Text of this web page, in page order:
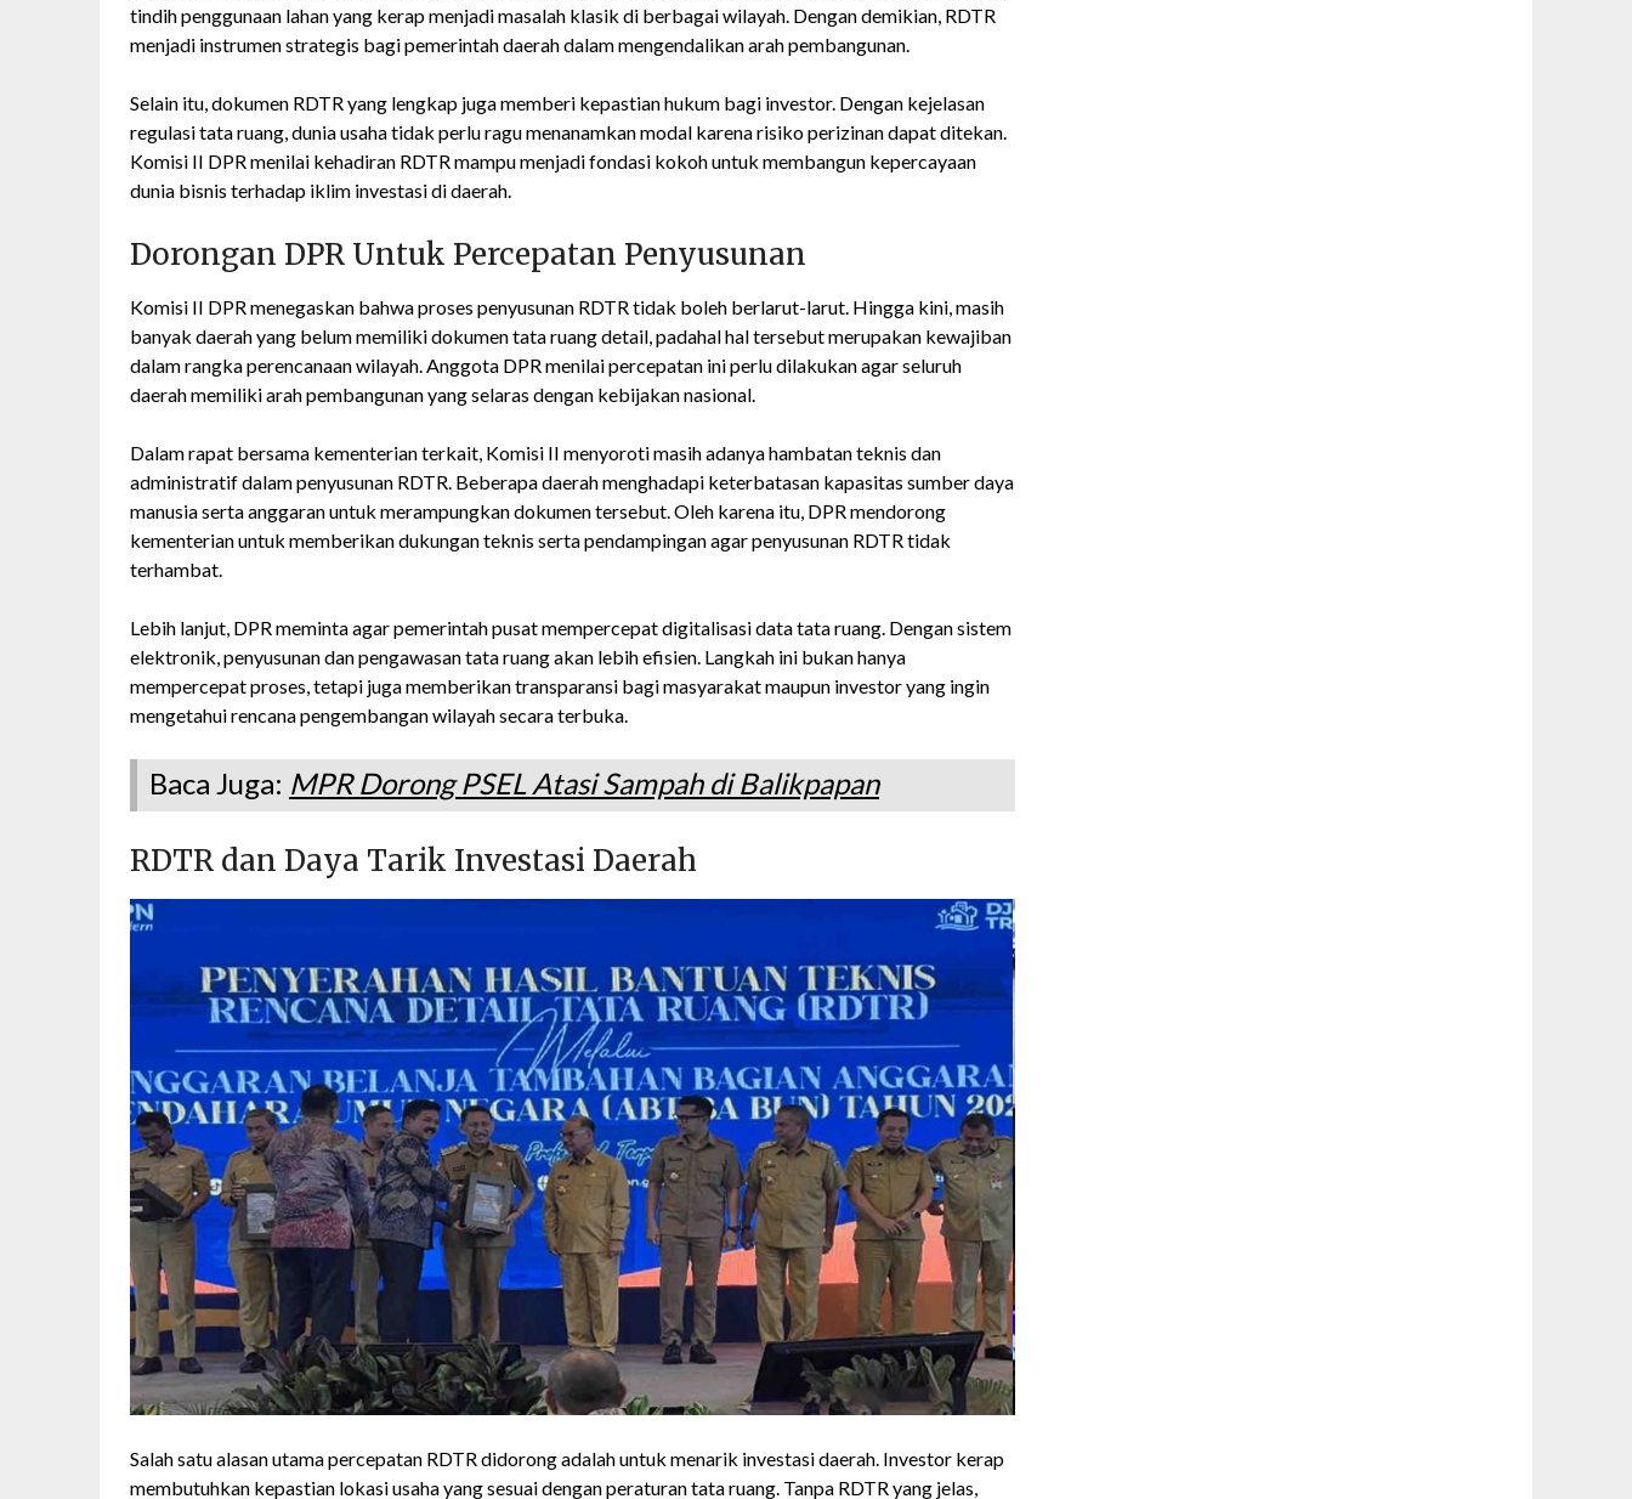
tindih penggunaan lahan yang kerap menjadi masalah klasik di berbagai wilayah. Dengan demikian, RDTR
menjadi instrumen strategis bagi pemerintah daerah dalam mengendalikan arah pembangunan.
Selain itu, dokumen RDTR yang lengkap juga memberi kepastian hukum bagi investor. Dengan kejelasan
regulasi tata ruang, dunia usaha tidak perlu ragu menanamkan modal karena risiko perizinan dapat ditekan.
Komisi II DPR menilai kehadiran RDTR mampu menjadi fondasi kokoh untuk membangun kepercayaan
dunia bisnis terhadap iklim investasi di daerah.
Dorongan DPR Untuk Percepatan Penyusunan
Komisi II DPR menegaskan bahwa proses penyusunan RDTR tidak boleh berlarut-larut. Hingga kini, masih
banyak daerah yang belum memiliki dokumen tata ruang detail, padahal hal tersebut merupakan kewajiban
dalam rangka perencanaan wilayah. Anggota DPR menilai percepatan ini perlu dilakukan agar seluruh
daerah memiliki arah pembangunan yang selaras dengan kebijakan nasional.
Dalam rapat bersama kementerian terkait, Komisi II menyoroti masih adanya hambatan teknis dan
administratif dalam penyusunan RDTR. Beberapa daerah menghadapi keterbatasan kapasitas sumber daya
manusia serta anggaran untuk merampungkan dokumen tersebut. Oleh karena itu, DPR mendorong
kementerian untuk memberikan dukungan teknis serta pendampingan agar penyusunan RDTR tidak
terhambat.
Lebih lanjut, DPR meminta agar pemerintah pusat mempercepat digitalisasi data tata ruang. Dengan sistem
elektronik, penyusunan dan pengawasan tata ruang akan lebih efisien. Langkah ini bukan hanya
mempercepat proses, tetapi juga memberikan transparansi bagi masyarakat maupun investor yang ingin
mengetahui rencana pengembangan wilayah secara terbuka.
Baca Juga: MPR Dorong PSEL Atasi Sampah di Balikpapan
RDTR dan Daya Tarik Investasi Daerah
Salah satu alasan utama percepatan RDTR didorong adalah untuk menarik investasi daerah. Investor kerap
membutuhkan kepastian lokasi usaha yang sesuai dengan peraturan tata ruang. Tanpa RDTR yang jelas,